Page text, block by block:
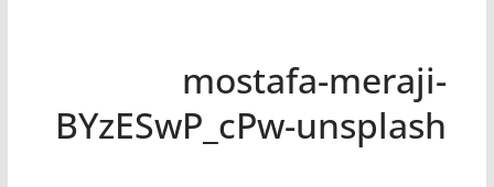
mostafa-meraji-
BYzESwP_cPw-unsplash